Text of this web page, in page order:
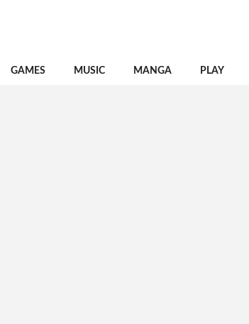
GAMES MUSIC MANGA PLAY